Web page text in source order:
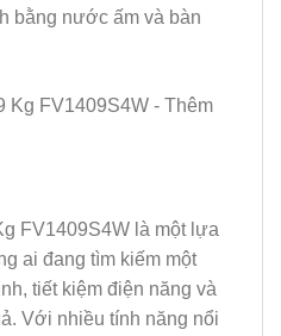
bằng nước ấm và bàn
FV1409S4W là một lựa
ai đang tìm kiếm một
tiết kiệm điện năng và
Với nhiều tính năng nổi